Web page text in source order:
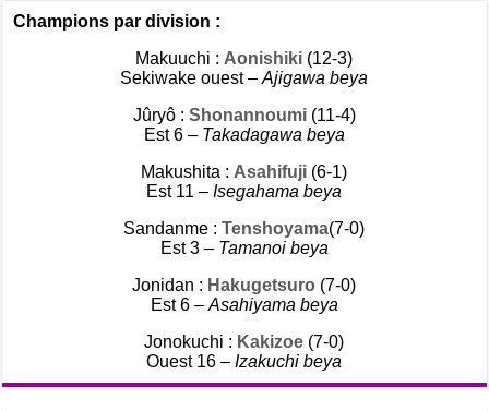
Champions par division :
Makuuchi : Aonishiki (12-3)
Sekiwake ouest –Ajigawa beya
Jûryô : Shonannoumi (11-4)
Est 6 – Takadagawa beya
Makushita : Asahifuji (6-1)
Est 11 –Isegahama beya
Sandanme :Tenshoyama(7-0)
Est 3 – Tamanoi beya
Jonidan : Hakugetsuro (7-0)
Est 6 – Asahiyama beya
Jonokuchi : Kakizoe (7-0)
Ouest 16 –Izakuchi beya